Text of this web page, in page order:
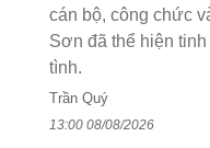
cán bộ, công chức
Sơn đã thể hiện
tình.
Trần Quý
13:00 08/08/2026